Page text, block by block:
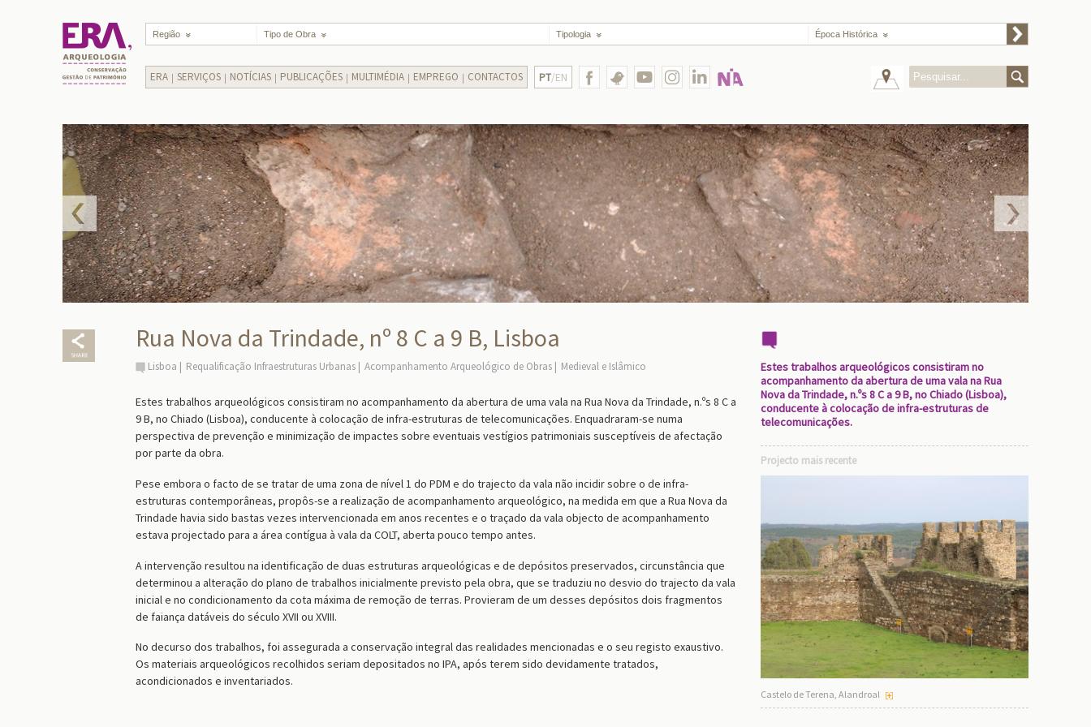
Região Tipo de Obra Tipologia Época Histórica
ERA SERVIÇOS NOTÍCIAS PUBLICAÇÕES MULTIMÉDIA EMPREGO CONTACTOS PT/EN
Rua Nova da Trindade, nº 8 C a 9 B, Lisboa
Lisboa Requalificação Infraestruturas Urbanas Acompanhamento Arqueológico de Obras Medieval e Islâmico
Estes trabalhos arqueológicos consistiram no acompanhamento da abertura de uma vala na Rua Nova da Trindade, n.ºs 8 C a
9 B, no Chiado (Lisboa), conducente à colocação de infra-estruturas de telecomunicações. Enquadraram-se numa
perspectiva de prevenção e minimização de impactes sobre eventuais vestígios patrimoniais susceptíveis de afectação
por parte da obra.
Pese embora o facto de se tratar de uma zona de nível 1 do PDM e do trajecto da vala não incidir sobre o de infra-
estruturas contemporâneas, propôs-se a realização de acompanhamento arqueológico, na medida em que a Rua Nova da
Trindade havia sido bastas vezes intervencionada em anos recentes e o traçado da vala objecto de acompanhamento
estava projectado para a área contígua à vala da COLT, aberta pouco tempo antes.
A intervenção resultou na identificação de duas estruturas arqueológicas e de depósitos preservados, circunstância que
determinou a alteração do plano de trabalhos inicialmente previsto pela obra, que se traduziu no desvio do trajecto da vala
inicial e no condicionamento da cota máxima de remoção de terras. Provieram de um desses depósitos dois fragmentos
de faiança datáveis do século XVII ou XVIII.
No decurso dos trabalhos, foi assegurada a conservação integral das realidades mencionadas e o seu registo exaustivo.
Os materiais arqueológicos recolhidos seriam depositados no IPA, após terem sido devidamente tratados,
acondicionados e inventariados.
Estes trabalhos arqueológicos consistiram no
acompanhamento da abertura de uma vala na Rua
Nova da Trindade, n.ºs 8 C a 9 B, no Chiado (Lisboa),
conducente à colocação de infra-estruturas de
telecomunicações.
Projecto mais recente
Castelo de Terena, Alandroal